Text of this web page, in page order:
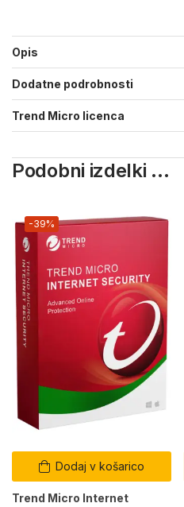
Opis
Dodatne podrobnosti
Trend Micro licenca
Podobni izdelki ...
Dodaj v košarico
-39%
Trend Micro Internet